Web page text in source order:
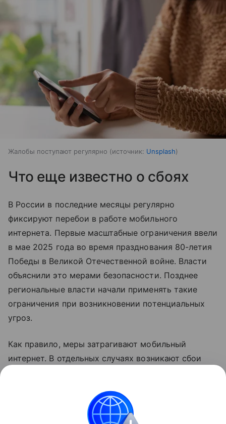
Жалобы поступают регулярно источник: Unsplash
Что еще известно о сбоях
В России в последние месяцы регулярно
фиксируют перебои в работе мобильного
интернета. Первые масштабные ограничения ввели
в мае 2025 года во время празднования 80-летия
Победы в Великой Отечественной войне. Власти
объяснили это мерами безопасности. Позднее
региональные власти начали применять такие
ограничения при возникновении потенциальных
угроз.
Как правило, меры затрагивают мобильный
интернет. В отдельных случаях возникают сбои